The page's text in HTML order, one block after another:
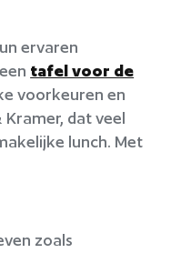
ervaren
tafel voor de
voorkeuren en
dat veel
lunch. Met
zoals